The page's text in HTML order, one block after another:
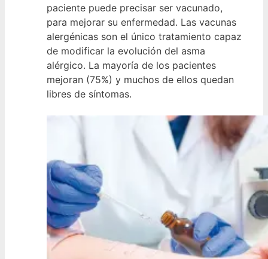
paciente puede precisar ser vacunado,
para mejorar su enfermedad. Las vacunas
alergénicas son el único tratamiento capaz
de modificar la evolución del asma
alérgico. La mayoría de los pacientes
mejoran (75%) y muchos de ellos quedan
libres de síntomas.